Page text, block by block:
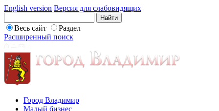
English version Версия для слабовидящих
Весь сайт
Раздел
Расширенный поиск
Город Владимир
Малый бизнес